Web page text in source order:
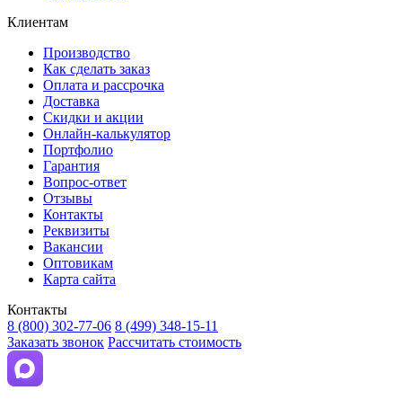
Клиентам
Производство
Как сделать заказ
Оплата и рассрочка
Доставка
Скидки и акции
Онлайн-калькулятор
Портфолио
Гарантия
Вопрос-ответ
Отзывы
Контакты
Реквизиты
Вакансии
Оптовикам
Карта сайта
Контакты
8 (800) 302-77-06 8 (499) 348-15-11
Заказать звонок Рассчитать стоимость